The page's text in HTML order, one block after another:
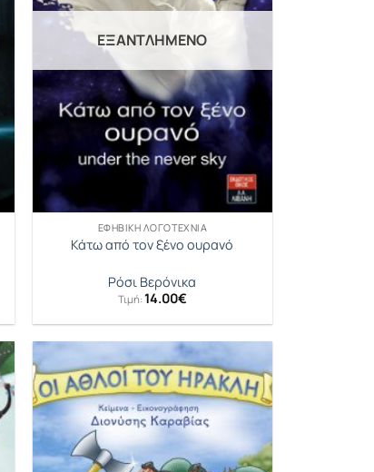
ΕΞΑΝΤΛΗΜΈΝΟ
ΕΦΗΒΙΚΉ ΛΟΓΟΤΕΧΝΊΑ
Κάτω από τον ξένο ουρανό
Ρόσι Βερόνικα
Τιμή:14.00€